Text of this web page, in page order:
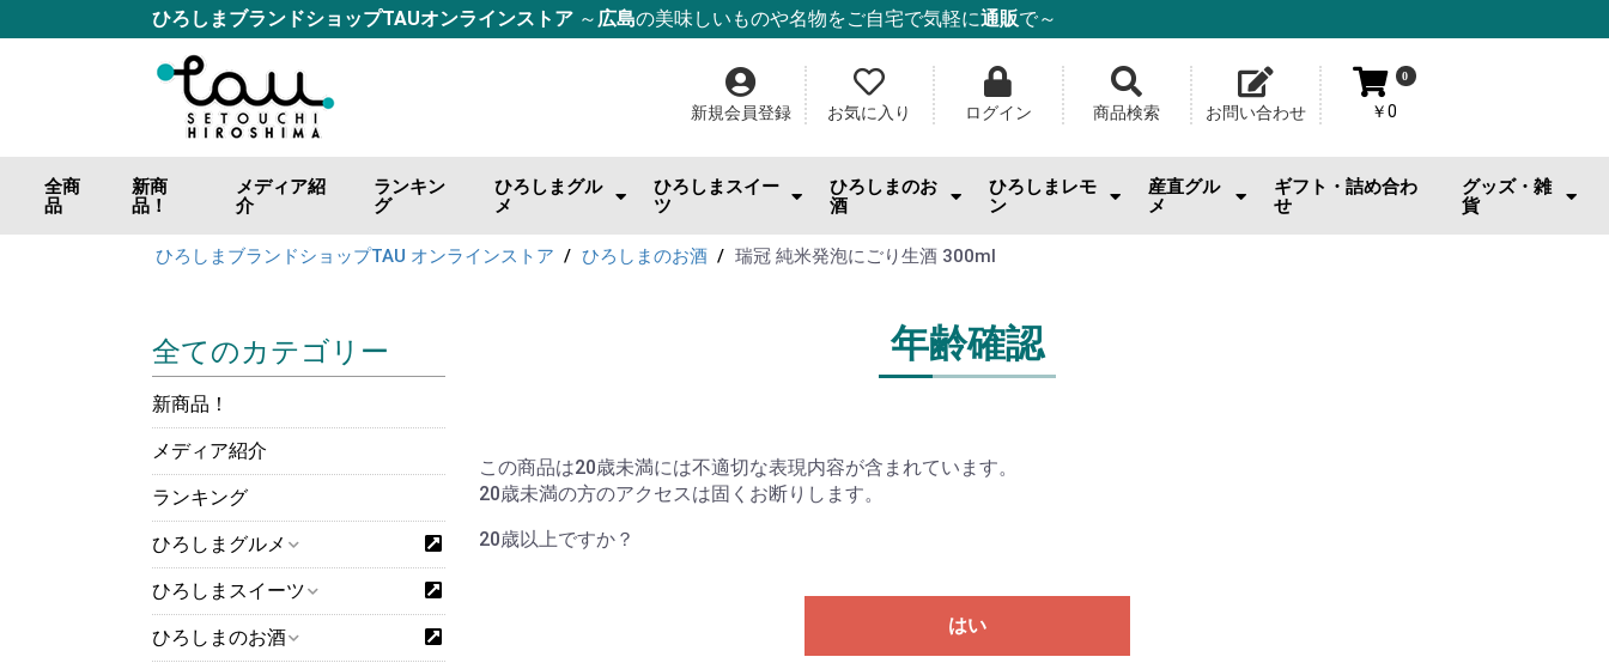
ひろしまブランドショップTAUオンラインストア ～ 広島の美味しいものや名物をご自宅で気軽に通販で～
新規会員登録 お気に入り ログイン 商品検索 お問い合わせ
0
￥0
全商
品
新商
品！
メディア紹
介
ランキン
グ
ひろしまグル
メ
ごはんのお供
おつまみ・おやつ・珍味
調味料
海の幸
山の幸
肉の幸
カレー・麺・ご飯
お好み焼き
ジャム・はちみつ
飲料
ひろしまスイー
ツ
もみじ饅頭
ケーキ
チョコ・焼き菓子
和菓子
ゼリー
スナック・おやつ
その他スイーツ
ひろしまのお
酒
IWC2026「SAKE部門」出品酒
日本酒
ワイン
ウィスキー・スピリッツ
酎ハイ
ビール
果実酒・リキュール
焼酎
ひろしまレモ
ン
ごはんのお供
スイーツ・おやつ
調味料
ジャム
ドリンク・お酒
日用雑貨
産直グル
メ
ギフト・詰め合わ
せ
グッズ・雑
貨
ひろしまブランドショップTAU オンラインストア ひろしまのお酒 瑞冠 純米発泡にごり生酒 300ml
全てのカテゴリー
新商品！
メディア紹介
ランキング
ひろしまグルメ
ひろしまスイーツ
ひろしまのお酒
年齢確認
この商品は20歳未満には不適切な表現内容が含まれています。
20歳未満の方のアクセスは固くお断りします。
20歳以上ですか？
はい